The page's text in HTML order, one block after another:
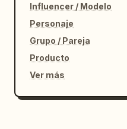
Influencer / Modelo
Personaje
Grupo / Pareja
Producto
Ver más